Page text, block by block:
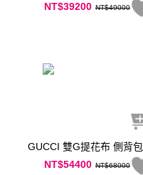
NT$39200 NT$49000
GUCCI 雙G提花布 側背包
NT$54400 NT$68000